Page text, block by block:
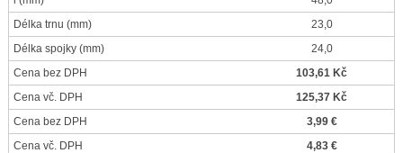
Délka trnu (mm)
23,0
Délka spojky (mm)
24,0
Cena bez DPH
103,61 Kč
Cena vč. DPH
125,37 Kč
Cena bez DPH
3,99 €
Cena vč. DPH
4,83 €